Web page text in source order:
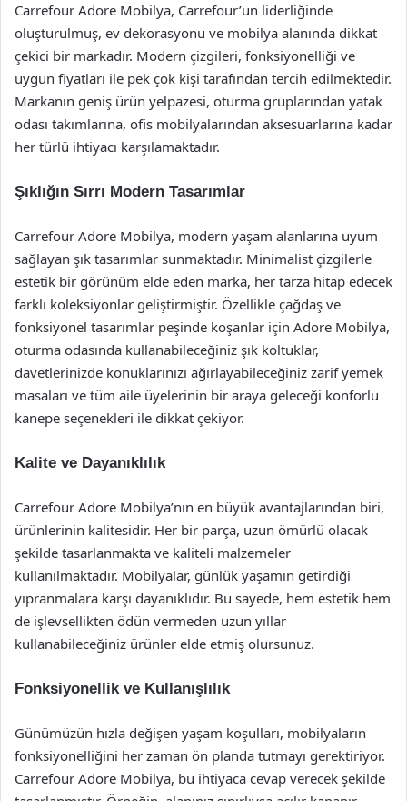
Carrefour Adore Mobilya, Carrefour’un liderliğinde
oluşturulmuş, ev dekorasyonu ve mobilya alanında dikkat
çekici bir markadır. Modern çizgileri, fonksiyonelliği ve
uygun fiyatları ile pek çok kişi tarafından tercih edilmektedir.
Markanın geniş ürün yelpazesi, oturma gruplarından yatak
odası takımlarına, ofis mobilyalarından aksesuarlarına kadar
her türlü ihtiyacı karşılamaktadır.
Şıklığın Sırrı Modern Tasarımlar
Carrefour Adore Mobilya, modern yaşam alanlarına uyum
sağlayan şık tasarımlar sunmaktadır. Minimalist çizgilerle
estetik bir görünüm elde eden marka, her tarza hitap edecek
farklı koleksiyonlar geliştirmiştir. Özellikle çağdaş ve
fonksiyonel tasarımlar peşinde koşanlar için Adore Mobilya,
oturma odasında kullanabileceğiniz şık koltuklar,
davetlerinizde konuklarınızı ağırlayabileceğiniz zarif yemek
masaları ve tüm aile üyelerinin bir araya geleceği konforlu
kanepe seçenekleri ile dikkat çekiyor.
Kalite ve Dayanıklılık
Carrefour Adore Mobilya’nın en büyük avantajlarından biri,
ürünlerinin kalitesidir. Her bir parça, uzun ömürlü olacak
şekilde tasarlanmakta ve kaliteli malzemeler
kullanılmaktadır. Mobilyalar, günlük yaşamın getirdiği
yıpranmalara karşı dayanıklıdır. Bu sayede, hem estetik hem
de işlevsellikten ödün vermeden uzun yıllar
kullanabileceğiniz ürünler elde etmiş olursunuz.
Fonksiyonellik ve Kullanışlılık
Günümüzün hızla değişen yaşam koşulları, mobilyaların
fonksiyonelliğini her zaman ön planda tutmayı gerektiriyor.
Carrefour Adore Mobilya, bu ihtiyaca cevap verecek şekilde